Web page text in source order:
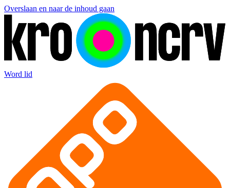
Overslaan en naar de inhoud gaan
Word lid